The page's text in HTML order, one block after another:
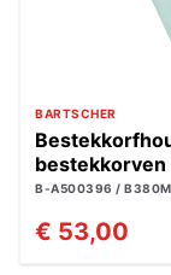
BARTSCHER
bestekkorven
B-A500396 /
€ 53,00